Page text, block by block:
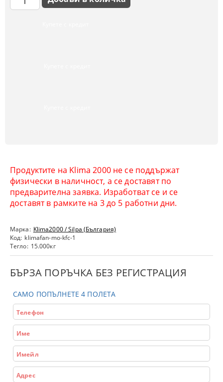
Продуктите на Klima 2000 не се поддържат
физически в наличност, а се доставят по
предварителна заявка. Изработват се и се
доставят в рамките на 3 до 5 работни дни.
Марка: Klima2000 / Silpa (България)
Код: klimafan-mo-kfc-1
Тегло: 15.000кг
БЪРЗА ПОРЪЧКА БЕЗ РЕГИСТРАЦИЯ
САМО ПОПЪЛНЕТЕ 4 ПОЛЕТА